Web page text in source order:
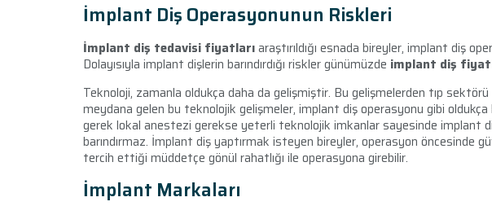
İmplant Diş Operasyonunun Riskleri
İmplant diş tedavisi fiyatlarıaraştırıldığı esnada bireyler, implant diş
Dolayısıyla implant dişlerin barındırdığı riskler günümüzde implant diş
Teknoloji, zamanla oldukça daha da gelişmiştir. Bu gelişmelerden tıp
meydana gelen bu teknolojik gelişmeler, implant diş operasyonu gibi oldukça
gerek lokal anestezi gerekse yeterli teknolojik imkanlar sayesinde implant
barındırmaz. İmplant diş yaptırmak isteyen bireyler, operasyon öncesinde
tercih ettiği müddetçe gönül rahatlığı ile operasyona girebilir.
İmplant Markaları